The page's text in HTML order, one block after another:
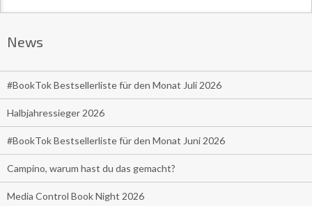
News
#BookTok Bestsellerliste für den Monat Juli 2026
Halbjahressieger 2026
#BookTok Bestsellerliste für den Monat Juni 2026
Campino, warum hast du das gemacht?
Media Control Book Night 2026